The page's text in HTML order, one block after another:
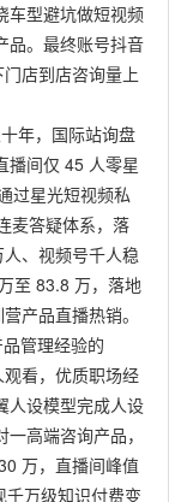
车型避坑做短视频
品。最终账号抖音
店到店咨询量上
年，国际站询盘
播间仅 45 人零星
过星光短视频私
麦答疑体系，落
、视频号千人稳
至 83.8 万，落地
产品直播热销。
管理经验的
看，优质职场经
人设模型完成人设
高端咨询产品，
万，直播间峰值
万级知识付费变